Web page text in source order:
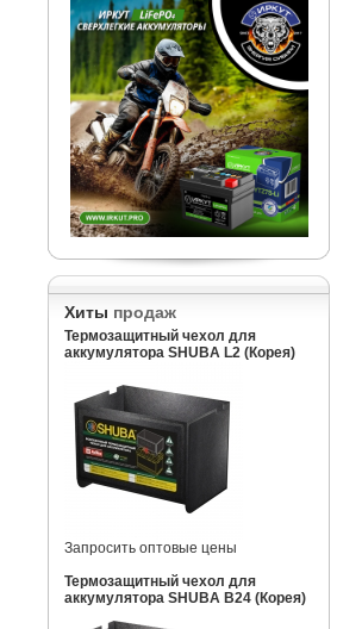
Хиты продаж
Термозащитный чехол для
аккумулятора SHUBA L2 (Корея)
Запросить оптовые цены
Термозащитный чехол для
аккумулятора SHUBA B24 (Корея)